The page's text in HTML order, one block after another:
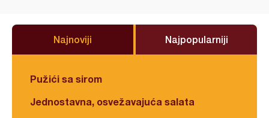
Najnoviji Najpopularniji
Pužići sa sirom
Jednostavna, osvežavajuća salata